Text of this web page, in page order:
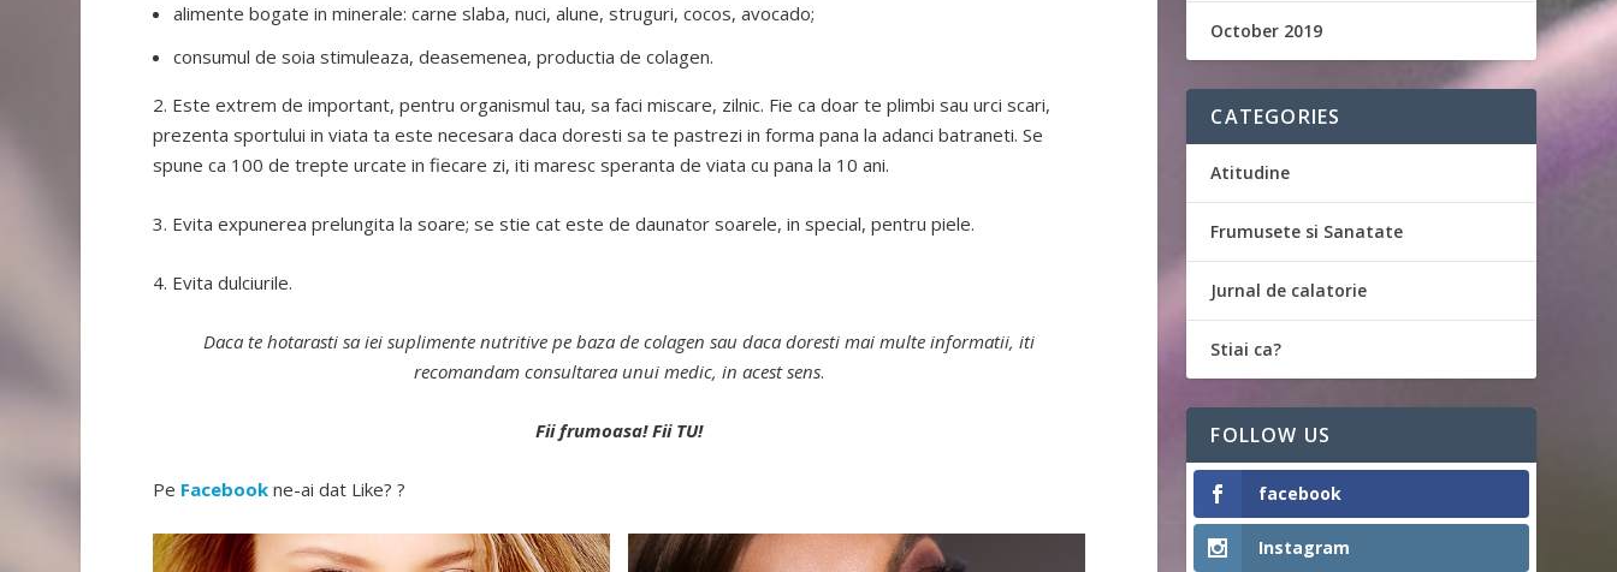
alimente bogate in minerale: carne slaba, nuci, alune, struguri, cocos, avocado;
consumul de soia stimuleaza, deasemenea, productia de colagen.
2. Este extrem de important, pentru organismul tau, sa faci miscare, zilnic. Fie ca doar te plimbi sau urci scari,
prezenta sportului in viata ta este necesara daca doresti sa te pastrezi in forma pana la adanci batraneti. Se
spune ca 100 de trepte urcate in fiecare zi, iti maresc speranta de viata cu pana la 10 ani.
3. Evita expunerea prelungita la soare; se stie cat este de daunator soarele, in special, pentru piele.
4. Evita dulciurile.
Daca te hotarasti sa iei suplimente nutritive pe baza de colagen sau daca doresti mai multe informatii, iti
recomandam consultarea unui medic, in acest sens.
Fii frumoasa! Fii TU!
Pe Facebook ne-ai dat Like? ?
October 2019
CATEGORIES
Atitudine
Frumusete si Sanatate
Jurnal de calatorie
Stiai ca?
FOLLOW US
facebook
Instagram